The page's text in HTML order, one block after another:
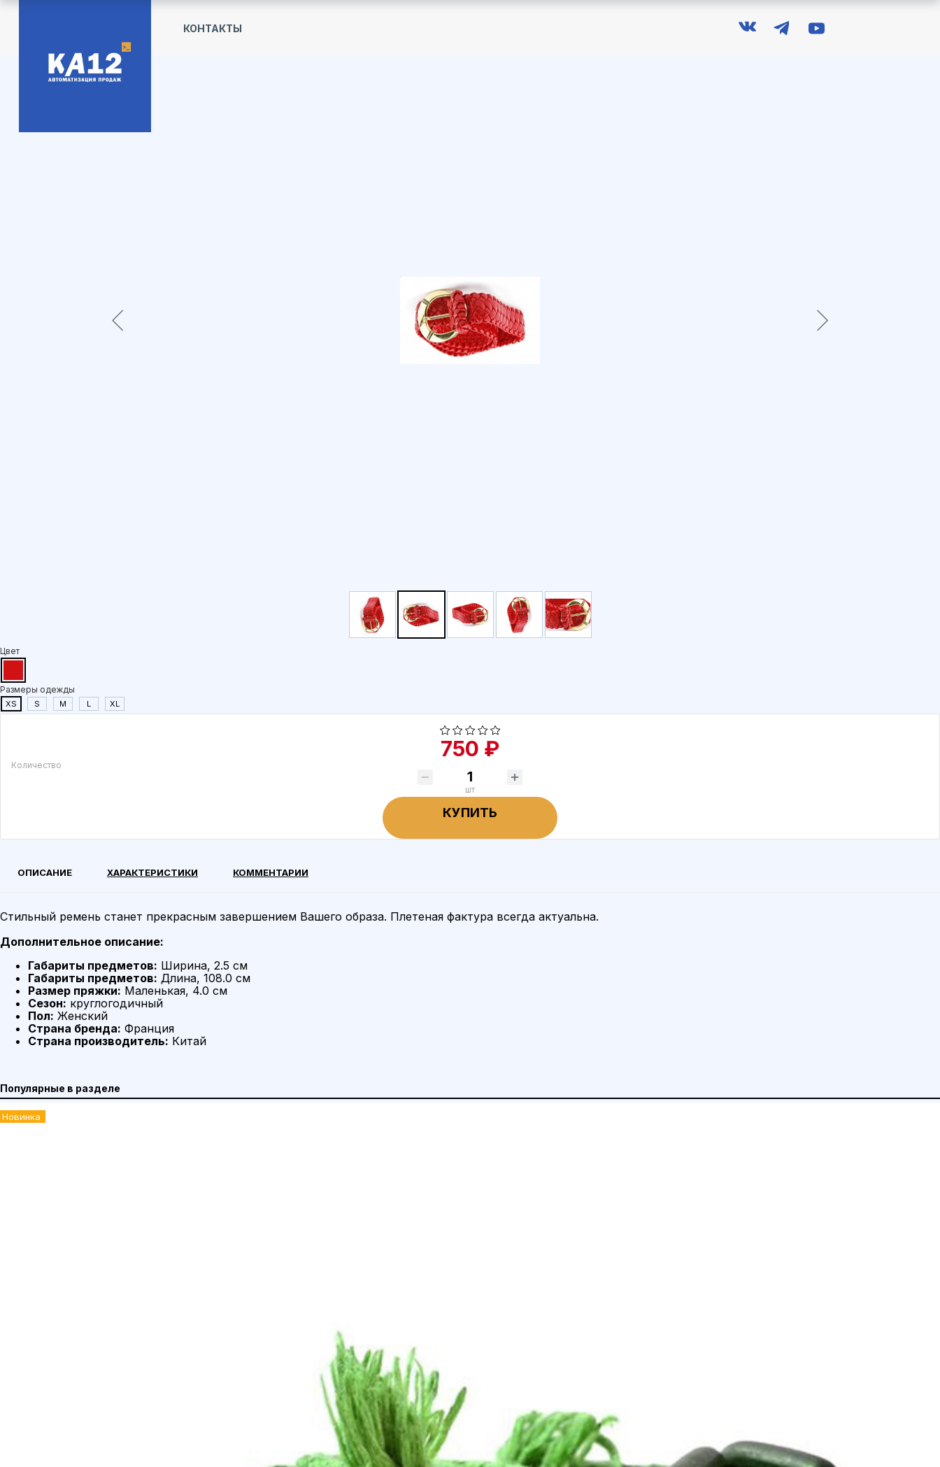
КОНТАКТЫ
Цвет
Размеры одежды
XS S M L XL
750 ₽
Количество
шт
КУПИТЬ
ОПИСАНИЕ ХАРАКТЕРИСТИКИ КОММЕНТАРИИ
Стильный ремень станет прекрасным завершением Вашего образа. Плетеная фактура всегда актуальна.
Дополнительное описание:
Габариты предметов: Ширина, 2.5 см
Габариты предметов: Длина, 108.0 см
Размер пряжки: Маленькая, 4.0 см
Сезон: круглогодичный
Пол: Женский
Страна бренда: Франция
Страна производитель: Китай
Популярные в разделе
Новинка